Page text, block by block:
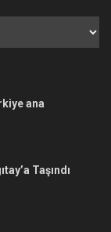
ana
Taşındı